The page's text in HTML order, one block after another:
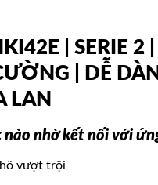
| SERIE
| DỄ
LAN
nhờ kết nối với
vượt trội